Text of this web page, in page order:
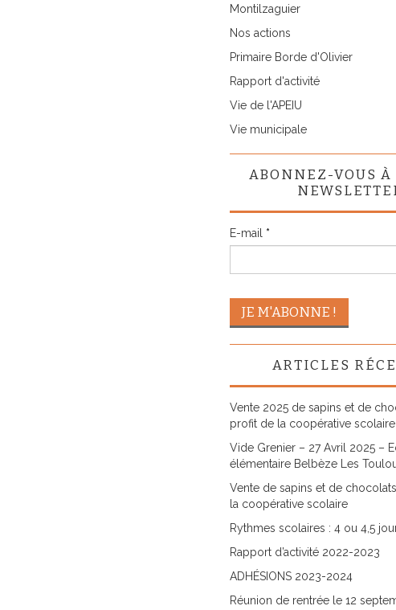
Montilzaguier
Nos actions
Primaire Borde d'Olivier
Rapport d'activité
Vie de l'APEIU
Vie municipale
ABONNEZ-VOUS À
E-mail *
ARTICLES
Vente 2025 de sapins et de
profit de la coopérative scolaire
Vide Grenier – 27 Avril 2025 –
élémentaire Belbèze Les
Vente de sapins et de
la coopérative scolaire
Rythmes scolaires : 4 ou 4,5
Rapport d’activité 2022-2023
ADHÉSIONS 2023-2024
Réunion de rentrée le 12